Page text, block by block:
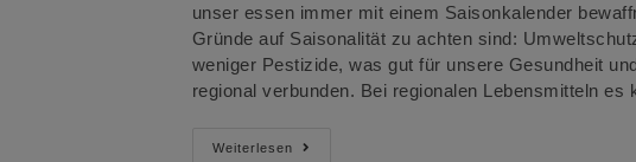
unser essen immer mit einem Saisonkalender
Gründe auf Saisonalität zu achten sind:
weniger Pestizide, was gut für unsere Gesundheit
regional verbunden. Bei regionalen Lebensmitteln
WeiterlesenFünf